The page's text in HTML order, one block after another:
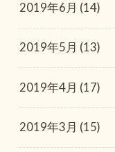
2019年6月 (14)
2019年5月 (13)
2019年4月 (17)
2019年3月 (15)